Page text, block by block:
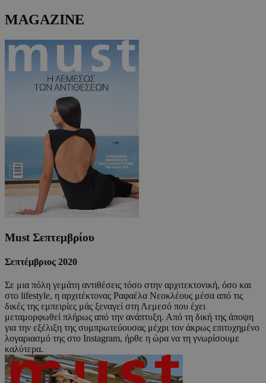
MAGAZINE
Must Σεπτεμβρίου
Σεπτέμβριος 2020
Σε μια πόλη γεμάτη αντιθέσεις τόσο στην αρχιτεκτονική, όσο και
στο lifestyle, η αρχιτέκτονας Ραφαέλα Νεοκλέους μέσα από τις
δικές της εμπειρίες μάς ξεναγεί στη Λεμεσό που έχει
μεταμορφωθεί πλήρως από την ανάπτυξη. Από τη δική της άποψη
για την εξέλιξη της συμπρωτεύουσας μέχρι τον άκρως επιτυχημένο
λογαριασμό της στο Instagram, ήρθε η ώρα να τη γνωρίσουμε
καλύτερα.